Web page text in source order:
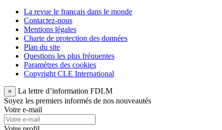
La revue le français dans le monde
Contactez-nous
Mentions légales
Charte de protection des données
Plan du site
Questions les plus fréquentes
Paramètres des cookies
Copyright CLE International
×
La lettre d’information FDLM
Soyez les premiers informés de nos nouveautés
Votre e-mail